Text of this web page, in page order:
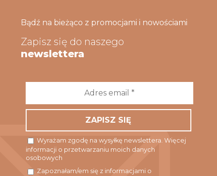
Bądź na bieżąco z promocjami i nowościami
Zapisz się do naszego
newslettera
*
Wyrażam zgodę na wysyłkę newslettera. Więcej
informacji o przetwarzaniu moich danych
osobowych
Zapoznałam/em się z informacjami o